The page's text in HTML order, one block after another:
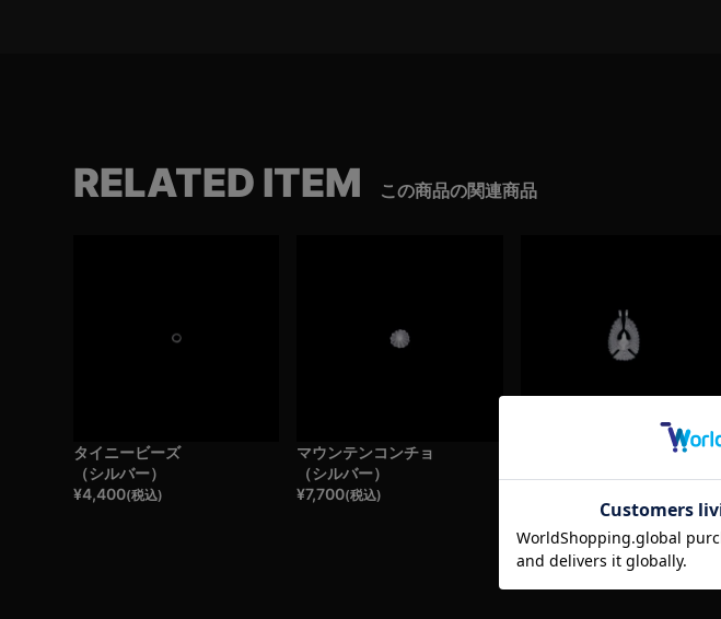
RELATED ITEM この商品の関連商品
タイニービーズ
（シルバー）
¥4,400(税込)
マウンテンコンチョ
（シルバー）
¥7,700(税込)
プレイングイーグルフェザー
(税込)